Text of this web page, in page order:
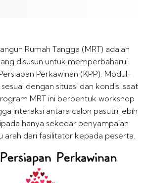
Rumah Tangga (MRT) adalah
disusun untuk memperbaharui
Perkawinan (KPP). Modul-
dengan situasi dan kondisi saat
MRT ini berbentuk workshop
interaksi antara calon pasutri lebih
hanya sekedar penyampaian
arah dari fasilitator kepada peserta.